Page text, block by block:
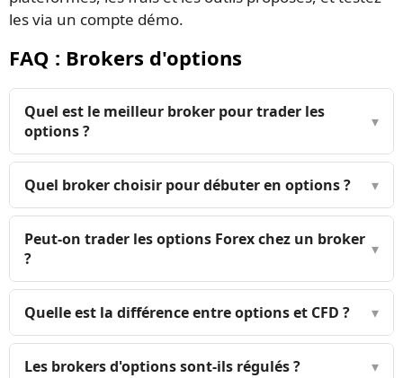
les via un compte démo.
FAQ : Brokers d'options
Quel est le meilleur broker pour trader les
options ?
▾
Quel broker choisir pour débuter en options ? ▾
Peut-on trader les options Forex chez un broker
?
▾
Quelle est la différence entre options et CFD ? ▾
Les brokers d'options sont-ils régulés ? ▾